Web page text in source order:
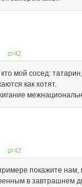
42
мой сосед:
как хотят.
42
покажите нам,
в завтрашнем